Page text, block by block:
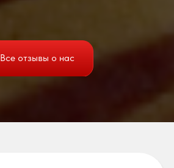
Все отзывы о нас